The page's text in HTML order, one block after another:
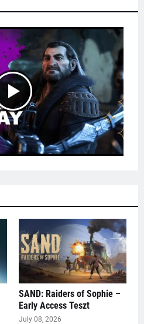
SAND: Raiders of Sophie –
Early Access Teszt
July 08, 2026